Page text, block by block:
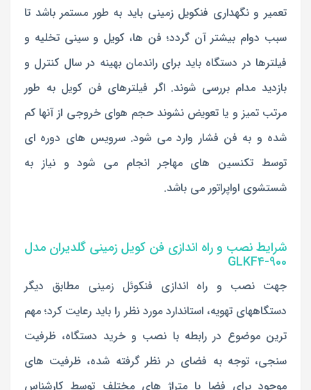
تعمیر و نگهداری فنکویل زمینی باید به طور مستمر باشد تا
سبب دوام بیشتر آن گردد؛ فن ها، کویل و سینی تخلیه و
فیلترها در دستگاه باید برای راندمان بهینه در سال کنترل و
بازدید مدام بررسی شوند. اگر فیلترهای فن کویل به طور
مرتب تمیز و یا تعویض نشوند حجم هوای خروجی از آنها کم
شده و به فن فشار وارد می شود. سرویس های دوره ای
توسط تکنسین های مهاجر انجام می شود و نیاز به
شستشوی اواپراتور می باشد.
شرایط نصب و راه اندازی فن کویل زمینی گلدیران مدل
GLKF4-900
جهت نصب و راه اندازی فنکوئل زمینی مطابق دیگر
دستگاههای تهویه، استاندارد مورد نظر را باید رعایت کرد؛ مهم
ترین موضوع در رابطه با نصب و خرید دستگاه، ظرفیت
سنجی، توجه به فضای در نظر گرفته شده، ظرفیت های
موجود برای فضا با متراژ های مختلف توسط کارشناس